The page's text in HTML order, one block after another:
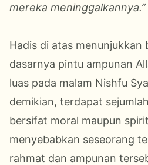
mereka meninggalkannya.”
Hadis di atas menunjukkan
dasarnya pintu ampunan
luas pada malam Nishfu
demikian, terdapat
bersifat moral maupun
menyebabkan seseorang
rahmat dan ampunan